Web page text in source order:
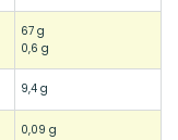
67 g
0,6 g
9,4 g
0,09 g